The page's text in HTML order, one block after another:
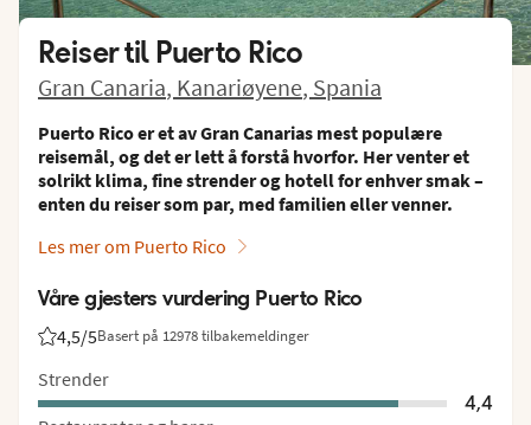
Reiser til Puerto Rico
Gran Canaria, Kanariøyene, Spania
Puerto Rico er et av Gran Canarias mest populære
reisemål, og det er lett å forstå hvorfor. Her venter et
solrikt klima, fine strender og hotell for enhver smak –
enten du reiser som par, med familien eller venner.
Les mer om Puerto Rico
Våre gjesters vurdering Puerto Rico
4,5/5 Basert på 12978 tilbakemeldinger
Vurdering fra Vings gjester: 4.5/5
Strender
4,4